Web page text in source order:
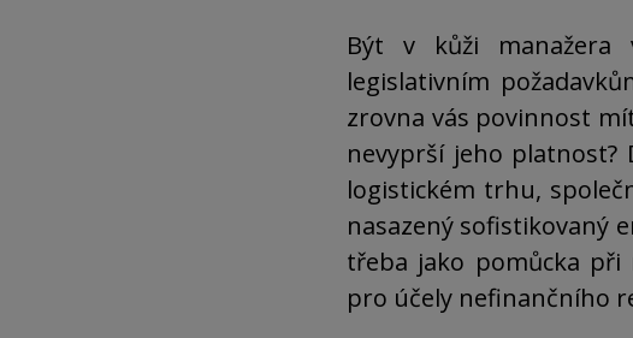
Být v kůži manažera
legislativním
zrovna vás povinnost
nevyprší jeho platnost?
logistickém trhu,
nasazený sofistikovaný
třeba jako pomůcka
pro účely nefinančního